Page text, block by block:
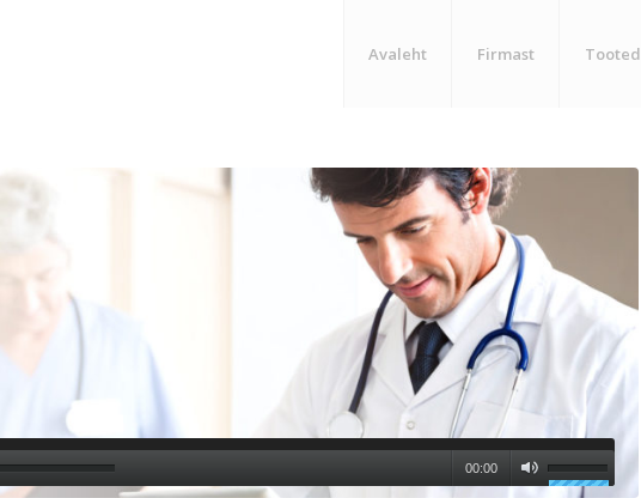
Avaleht Firmast Tooted
00:00